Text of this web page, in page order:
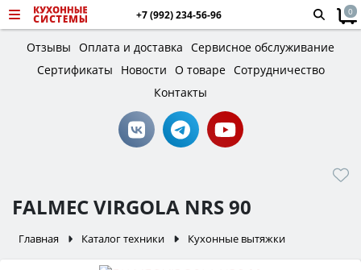
+7 (992) 234-56-96 0
Отзывы Оплата и доставка Сервисное обслуживание
Сертификаты
Новости О товаре Сотрудничество
Контакты
FALMEC VIRGOLA NRS 90
Главная Каталог техники Кухонные вытяжки